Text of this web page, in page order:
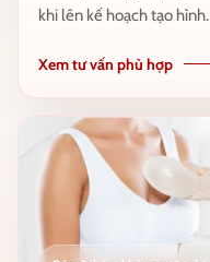
khi lên kế hoạch tạo hình.
Xem tư vấn phù hợp